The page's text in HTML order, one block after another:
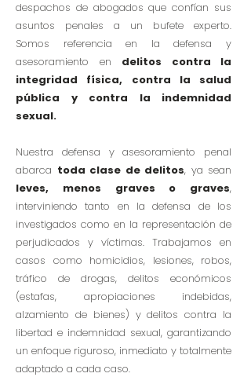
despachos de abogados que confían sus
asuntos penales a un bufete experto.
Somos referencia en la defensa y
asesoramiento en delitos contra la
integridad física, contra la salud
pública y contra la indemnidad
sexual.
Nuestra defensa y asesoramiento penal
abarca toda clase de delitos, ya sean
leves, menos graves o graves,
interviniendo tanto en la defensa de los
investigados como en la representación de
perjudicados y víctimas. Trabajamos en
casos como homicidios, lesiones, robos,
tráfico de drogas, delitos económicos
(estafas, apropiaciones indebidas,
alzamiento de bienes) y delitos contra la
libertad e indemnidad sexual, garantizando
un enfoque riguroso, inmediato y totalmente
adaptado a cada caso.